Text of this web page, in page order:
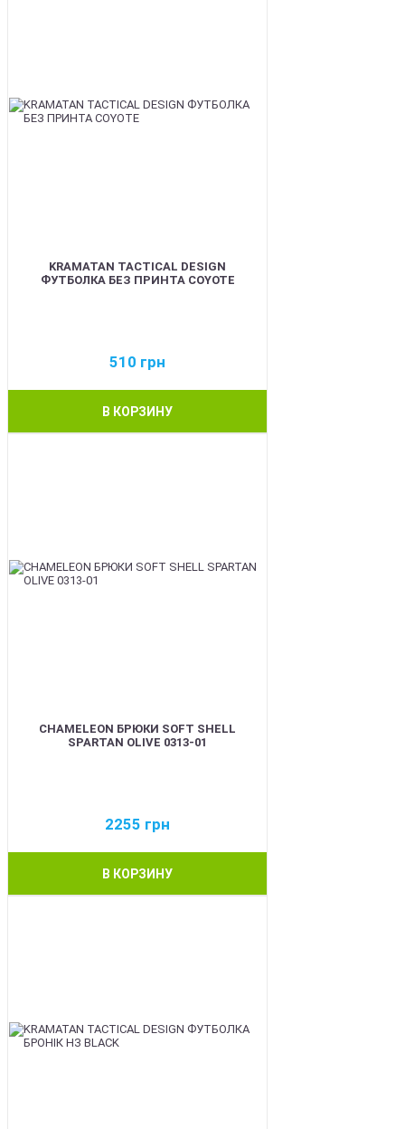
KRAMATAN TACTICAL DESIGN
ФУТБОЛКА БЕЗ ПРИНТА COYOTE
510 грн
В КОРЗИНУ
CHAMELEON БРЮКИ SOFT SHELL
SPARTAN OLIVE 0313-01
2255 грн
В КОРЗИНУ